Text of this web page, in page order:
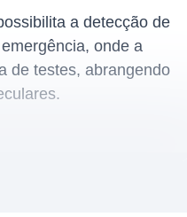
a detecção de
onde a
de testes, abrangendo
Sua
ajudando na